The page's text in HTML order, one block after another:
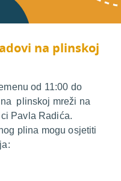
na plinskoj
od 11:00 do
plinskoj mreži na
Pavla Radića.
plina mogu osjetiti